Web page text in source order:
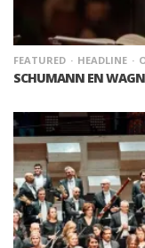
FEATURED HEADLINE
SCHUMANN EN